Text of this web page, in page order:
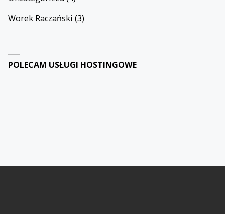
Worek Raczański (3)
POLECAM USŁUGI HOSTINGOWE